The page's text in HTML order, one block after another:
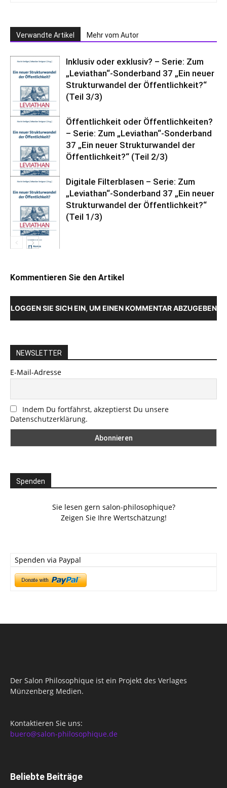
Verwandte Artikel Mehr vom Autor
Inklusiv oder exklusiv? – Serie: Zum
„Leviathan“-Sonderband 37 „Ein neuer
Strukturwandel der Öffentlichkeit?“
(Teil 3/3)
Öffentlichkeit oder Öffentlichkeiten?
– Serie: Zum „Leviathan“-Sonderband
37 „Ein neuer Strukturwandel der
Öffentlichkeit?“ (Teil 2/3)
Digitale Filterblasen – Serie: Zum
„Leviathan“-Sonderband 37 „Ein neuer
Strukturwandel der Öffentlichkeit?“
(Teil 1/3)
Kommentieren Sie den Artikel
LOGGEN SIE SICH EIN, UM EINEN KOMMENTAR ABZUGEBEN
NEWSLETTER
E-Mail-Adresse
Indem Du fortfährst, akzeptierst Du unsere
Datenschutzerklärung.
Spenden
Sie lesen gern salon-philosophique?
Zeigen Sie Ihre Wertschätzung!
Spenden via Paypal
Der Salon Philosophique ist ein Projekt des Verlages
Münzenberg Medien.
Kontaktieren Sie uns:
buero@salon-philosophique.de
Beliebte Beiträge